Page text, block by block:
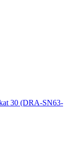
30 (DRA-SN63-